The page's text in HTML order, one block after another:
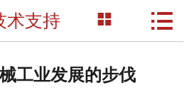
网站首页
术支持  
工业发展的步伐